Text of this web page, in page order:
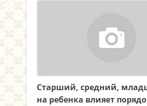
Старший, средний,
на ребенка влияет